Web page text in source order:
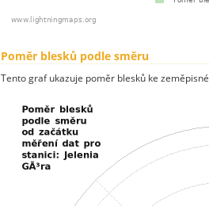
Poměr blesků podle směru
Tento graf ukazuje poměr blesků ke